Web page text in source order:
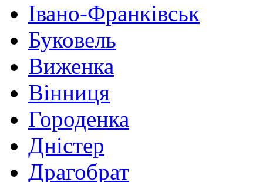
Івано-Франківськ
Буковель
Виженка
Вінниця
Городенка
Дністер
Драгобрат